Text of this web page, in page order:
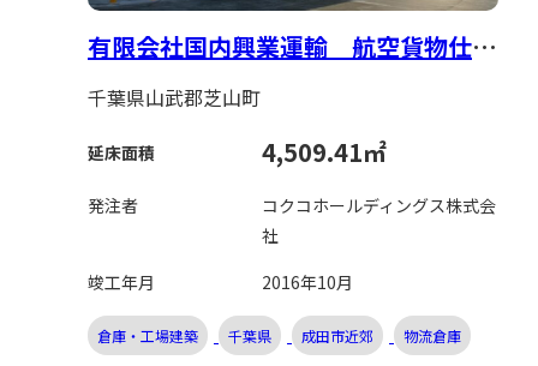
有限会社国内興業運輸 航空貨物仕分
場新築工事
千葉県山武郡芝山町
延床面積 4,509.41㎡
発注者
コクコホールディングス株式会
社
竣工年月
2016年10月
倉庫・工場建築 千葉県 成田市近郊 物流倉庫